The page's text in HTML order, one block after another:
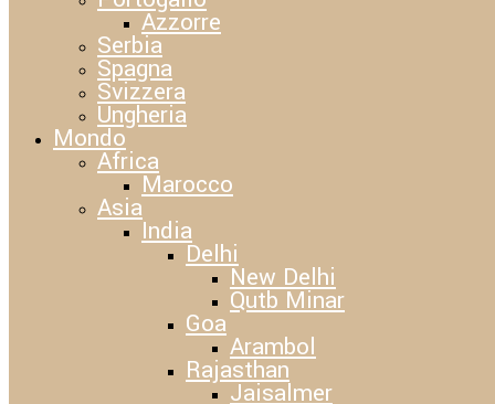
Azzorre
Serbia
Spagna
Svizzera
Ungheria
Mondo
Africa
Marocco
Asia
India
Delhi
New Delhi
Qutb Minar
Goa
Arambol
Rajasthan
Jaisalmer